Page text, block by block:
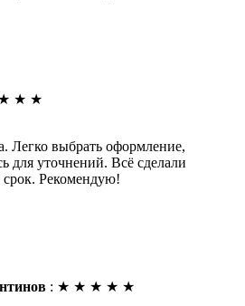
★ ★
Легко выбрать оформление,
для уточнений. Всё сделали
срок. Рекомендую!
: ★ ★ ★ ★ ★